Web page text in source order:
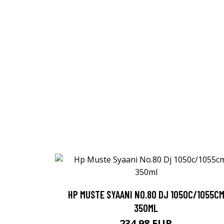
HP MUSTE SYAANI NO.80 DJ 1050C/1055CM
350ML